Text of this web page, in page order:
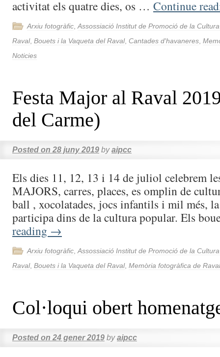
activitat els quatre dies, os … Continue
Arxiu fotogràfic Assossiació Institut de Promoció de la
Raval, Bouets i la Vaqueta del Raval, Cantades d'havaneres
Noticies
Festa Major al Raval
del Carme)
Posted on 28 juny 2019 by aipcc
Els dies 11, 12, 13 i 14 de juliol celebrem
MAJORS, carres, places, es omplin de
ball , xocolatades, jocs infantils i mil més,
participa dins de la cultura popular. Els
reading →
Arxiu fotogràfic Assossiació Institut de Promoció de la
Raval, Bouets i la Vaqueta del Raval, Memòria fotogràfica de Raval
Col·loqui obert
Posted on 24 gener 2019 by aipcc